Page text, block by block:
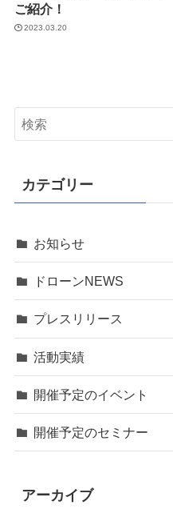
ご紹介！
2023.03.20
カテゴリー
お知らせ
ドローンNEWS
プレスリリース
活動実績
開催予定のイベント
開催予定のセミナー
アーカイブ